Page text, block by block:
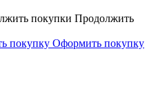
покупки Продолжить
покупку Оформить покупку